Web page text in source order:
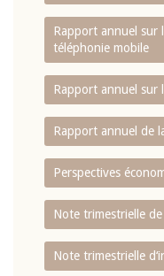
Rapport annuel sur
téléphonie mobile
Rapport annuel sur
Rapport annuel de
Perspectives
Note trimestrielle
Note trimestrielle